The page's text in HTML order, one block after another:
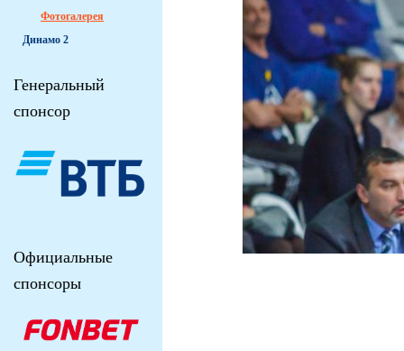
Фотогалерея
Динамо 2
Генеральный
спонсор
Официальные
спонсоры